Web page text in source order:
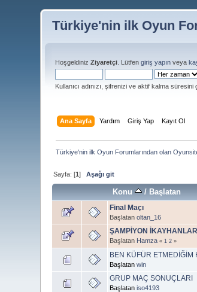
Türkiye'nin ilk Oyun
HoşgeldinizZiyaretçi . Lütfengiriş yapın veya
Kullanıcı adınızı, şifrenizi ve aktif kalma süresini
Ana Sayfa Yardım Giriş Yap Kayıt Ol
Türkiye'nin ilk Oyun Forumlarından olan
Sayfa: [1]Aşağı git
Konu /Başlatan
Final Maçı
Başlatanoltan_16
ŞAMPİYON İKAYHANLAR
Başlatan Hamza « 1 2 »
BEN KÜFÜR ETMEDİĞİM
Başlatanwin
GRUP MAÇ SONUÇLARI
Başlataniso4193